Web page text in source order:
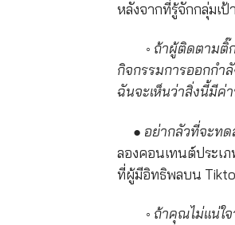
หลังจากที่รู้จักกลุ่มเ
◦ ถ้าผู้ติดตามติ๊
กิจกรรมการออกกำ
ฉันจะเห็นว่าสิ่งนี้มีค่
● อย่ากลัวที่จะทด
ลองคอนเทนต์ประเ
ที่ผู้มีอิทธิพลบน
◦ ถ้าคุณไม่แน่ใ